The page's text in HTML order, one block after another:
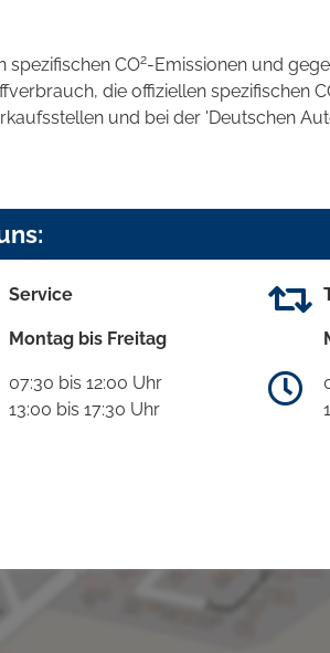
spezifischen CO2-Emissionen und
die offiziellen spezifischen
und bei der 'Deutschen
Service
Montag bis Freitag
07:30 bis 12:00 Uhr
13:00 bis 17:30 Uhr